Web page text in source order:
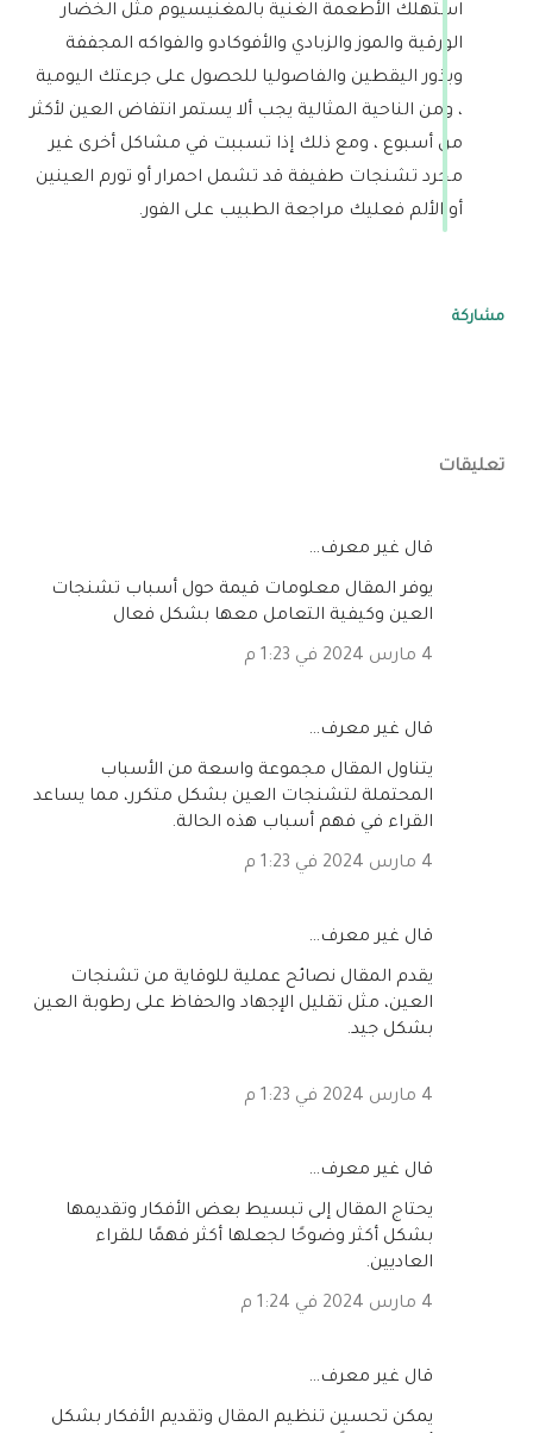
استهلك الأطعمة الغنية بالمغنيسيوم مثل الخضار
الورقية والموز والزبادي والأفوكادو والفواكه المجففة
وبذور اليقطين والفاصوليا للحصول على جرعتك اليومية
، ومن الناحية المثالية يجب ألا يستمر انتفاض العين لأكثر
من أسبوع ، ومع ذلك إذا تسببت في مشاكل أخرى غير
مجرد تشنجات طفيفة قد تشمل احمرار أو تورم العينين
أو الألم فعليك مراجعة الطبيب على الفور.
مشاركة
تعليقات
‏قال غير معرف…
يوفر المقال معلومات قيمة حول أسباب تشنجات
العين وكيفية التعامل معها بشكل فعال
4 مارس 2024 في 1:23 م
‏قال غير معرف…
يتناول المقال مجموعة واسعة من الأسباب
المحتملة لتشنجات العين بشكل متكرر، مما يساعد
القراء في فهم أسباب هذه الحالة.
4 مارس 2024 في 1:23 م
‏قال غير معرف…
يقدم المقال نصائح عملية للوقاية من تشنجات
العين، مثل تقليل الإجهاد والحفاظ على رطوبة العين
بشكل جيد.
4 مارس 2024 في 1:23 م
‏قال غير معرف…
يحتاج المقال إلى تبسيط بعض الأفكار وتقديمها
بشكل أكثر وضوحًا لجعلها أكثر فهمًا للقراء
العاديين.
4 مارس 2024 في 1:24 م
‏قال غير معرف…
يمكن تحسين تنظيم المقال وتقديم الأفكار بشكل